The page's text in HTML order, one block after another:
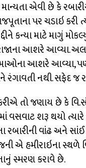
એવી છે કે
પર ચડાઇ કરી
કન્યા માટે માગું
આશરે આવ્યા.
આશરે આવ્યા,
રંગાવતી નથી. સફેદ
તો જણાય છે કે
શરૂ થયો ત્યારે
રબારીની વાંઢ અને
એ હમીરાઇના
સ્મરણ કરાવે છે.